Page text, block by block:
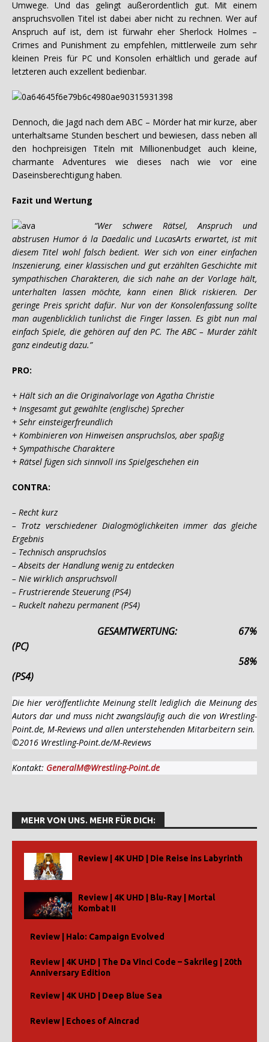
Umwege. Und das gelingt außerordentlich gut. Mit einem
anspruchsvollen Titel ist dabei aber nicht zu rechnen. Wer auf
Anspruch auf ist, dem ist fürwahr eher Sherlock Holmes –
Crimes and Punishment zu empfehlen, mittlerweile zum sehr
kleinen Preis für PC und Konsolen erhältlich und gerade auf
letzteren auch exzellent bedienbar.
Dennoch, die Jagd nach dem ABC – Mörder hat mir kurze, aber
unterhaltsame Stunden beschert und bewiesen, dass neben all
den hochpreisigen Titeln mit Millionenbudget auch kleine,
charmante Adventures wie dieses nach wie vor eine
Daseinsberechtigung haben.
Fazit und Wertung
“Wer schwere Rätsel, Anspruch und
abstrusen Humor á la Daedalic und LucasArts erwartet, ist mit
diesem Titel wohl falsch bedient. Wer sich von einer einfachen
Inszenierung, einer klassischen und gut erzählten Geschichte mit
sympathischen Charakteren, die sich nahe an der Vorlage hält,
unterhalten lassen möchte, kann einen Blick riskieren. Der
geringe Preis spricht dafür. Nur von der Konsolenfassung sollte
man augenblicklich tunlichst die Finger lassen. Es gibt nun mal
einfach Spiele, die gehören auf den PC. The ABC – Murder zählt
ganz eindeutig dazu.”
PRO:
+ Hält sich an die Originalvorlage von Agatha Christie
+ Insgesamt gut gewählte (englische) Sprecher
+ Sehr einsteigerfreundlich
+ Kombinieren von Hinweisen anspruchslos, aber spaßig
+ Sympathische Charaktere
+ Rätsel fügen sich sinnvoll ins Spielgeschehen ein
CONTRA:
– Recht kurz
– Trotz verschiedener Dialogmöglichkeiten immer das gleiche
Ergebnis
– Technisch anspruchslos
– Abseits der Handlung wenig zu entdecken
– Nie wirklich anspruchsvoll
– Frustrierende Steuerung (PS4)
– Ruckelt nahezu permanent (PS4)
GESAMTWERTUNG: 67%
(PC)
58%
(PS4)
Die hier veröffentlichte Meinung stellt lediglich die Meinung des
Autors dar und muss nicht zwangsläufig auch die von Wrestling-
Point.de, M-Reviews und allen unterstehenden Mitarbeitern sein.
©2016 Wrestling-Point.de/M-Reviews
Kontakt: GeneralM@Wrestling-Point.de
MEHR VON UNS. MEHR FÜR DICH:
Review | 4K UHD | Die Reise ins Labyrinth
Review | 4K UHD | Blu-Ray | Mortal
Kombat II
Review | Halo: Campaign Evolved
Review | 4K UHD | The Da Vinci Code – Sakrileg | 20th
Anniversary Edition
Review | 4K UHD | Deep Blue Sea
Review | Echoes of Aincrad